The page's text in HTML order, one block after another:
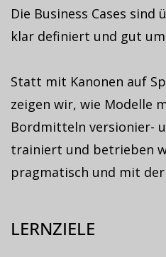
Die Business Cases
klar definiert und gut
Statt mit Kanonen auf
zeigen wir, wie Modelle
Bordmitteln versionier-
trainiert und betrieben
pragmatisch und mit der
LERNZIELE